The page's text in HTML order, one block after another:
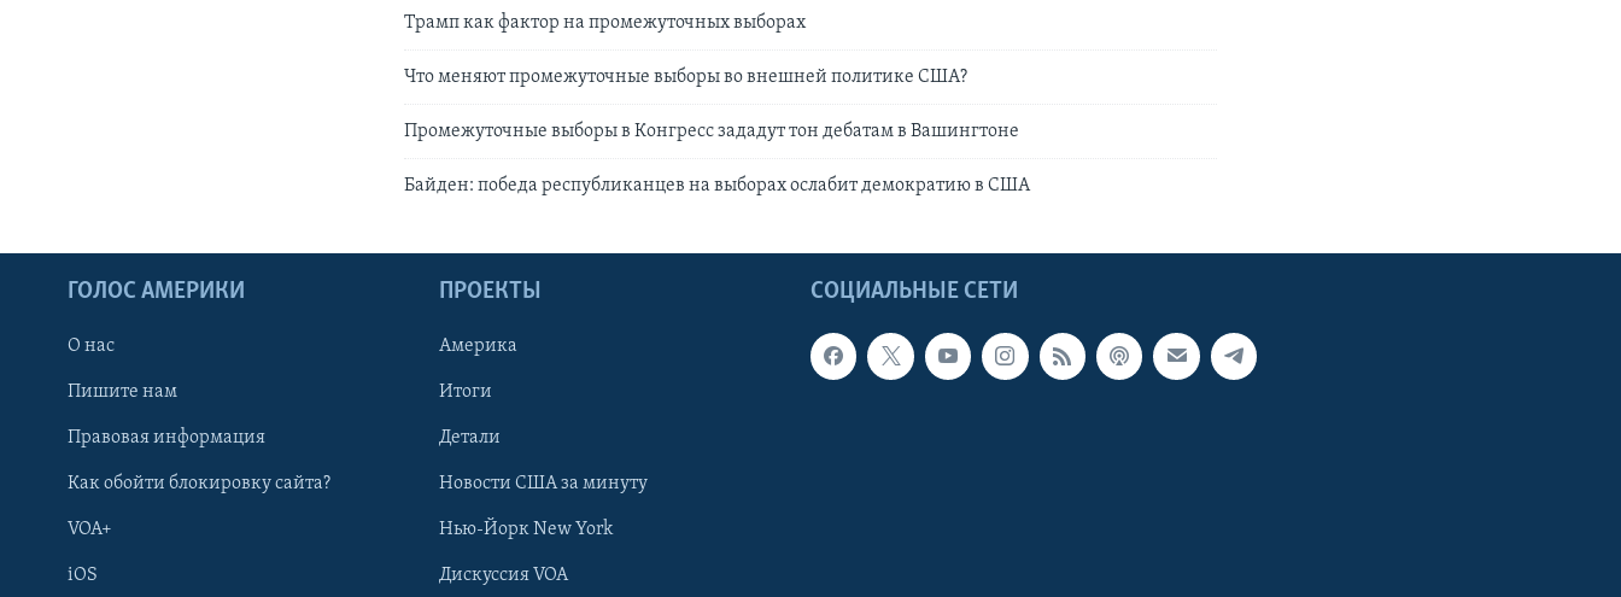
Трамп как фактор на промежуточных выборах
Что меняют промежуточные выборы во внешней политике США?
Промежуточные выборы в Конгресс зададут тон дебатам в Вашингтоне
Байден: победа республиканцев на выборах ослабит демократию в США
СОЦИАЛЬНЫЕ СЕТИ
ГОЛОС АМЕРИКИ
О нас
Пишите нам
Правовая информация
Как обойти блокировку сайта?
VOA+
iOS
ПРОЕКТЫ
Америка
Итоги
Детали
Новости США за минуту
Нью-Йорк New York
Дискуссия VOA